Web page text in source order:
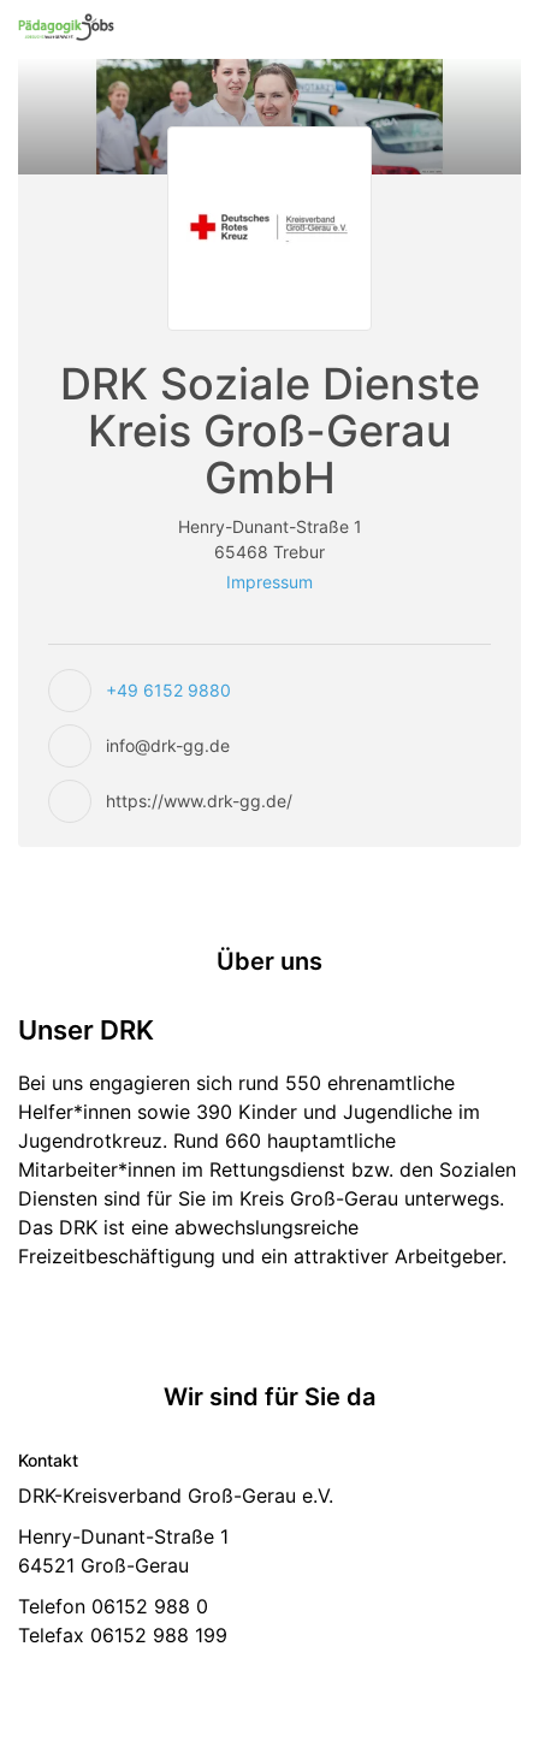
Accessibility
Modus
Inhalt
schalten
von
mobilem
Endgerät
Suche
DRK Soziale Dienste
Kreis Groß-Gerau
GmbH
Henry-Dunant-Straße 1
65468 Trebur
Impressum
+49 6152 9880
info@drk-gg.de
https://www.drk-gg.de/
Über uns
Unser DRK
Bei uns engagieren sich rund 550 ehrenamtliche
Helfer*innen sowie 390 Kinder und Jugendliche im
Jugendrotkreuz. Rund 660 hauptamtliche
Mitarbeiter*innen im Rettungsdienst bzw. den Sozialen
Diensten sind für Sie im Kreis Groß-Gerau unterwegs.
Das DRK ist eine abwechslungsreiche
Freizeitbeschäftigung und ein attraktiver Arbeitgeber.
Wir sind für Sie da
Kontakt
DRK-Kreisverband Groß-Gerau e.V.
Henry-Dunant-Straße 1
64521 Groß-Gerau
Telefon 06152 988 0
Telefax 06152 988 199